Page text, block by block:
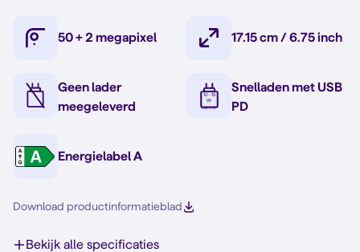
50 + 2 megapixel 17.15 cm / 6.75 inch
Geen lader
meegeleverd
Snelladen met USB
PD
Energielabel A
Download productinformatieblad
Bekijk alle specificaties